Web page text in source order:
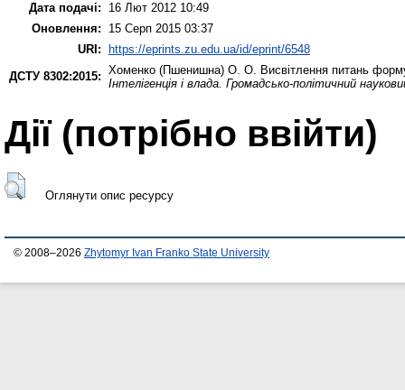
Дата подачі:
16 Лют 2012 10:49
Оновлення:
15 Серп 2015 03:37
URI:
https://eprints.zu.edu.ua/id/eprint/6548
ДСТУ 8302:2015: Хоменко (Пшенишна) О. О. Висвітлення питань
Інтелігенція і влада. Громадсько-політичний
Дії ​​(потрібно ввійти)
Оглянути опис ресурсу
© 2008–2026 Zhytomyr Ivan Franko State University